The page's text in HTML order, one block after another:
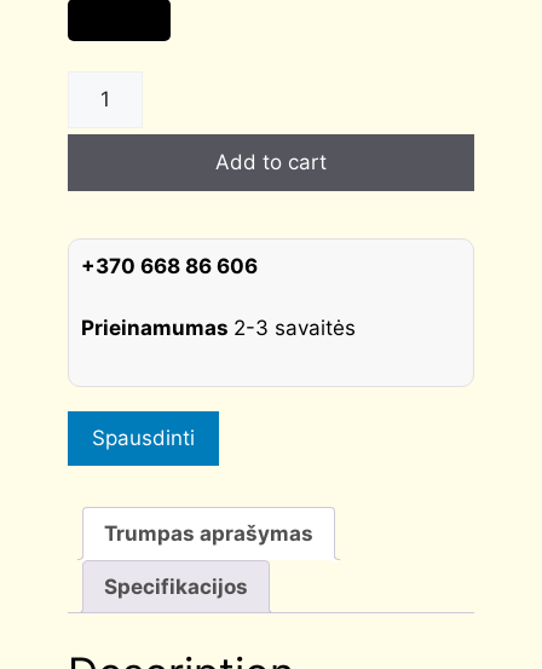
Rankena
CORONA
quantity
Add to cart
+370 668 86 606
Prieinamumas 2-3 savaitės
Spausdinti
Trumpas aprašymas
Specifikacijos